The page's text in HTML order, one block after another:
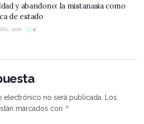
y abandono: la mistanasia como
de estado
2026 0
electrónico no será publicada. Los
marcados con *